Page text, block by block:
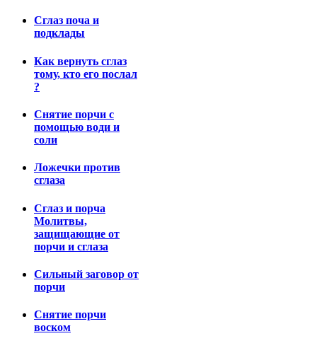
Сглаз поча и
подклады
Как вернуть сглаз
тому, кто его послал
?
Снятие порчи с
помощью води и
соли
Ложечки против
сглаза
Сглаз и порча
Молитвы,
защищающие от
порчи и сглаза
Сильный заговор от
порчи
Снятие порчи
воском